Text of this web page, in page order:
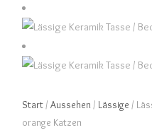
Start/ Aussehen / Lässige /
orange Katzen